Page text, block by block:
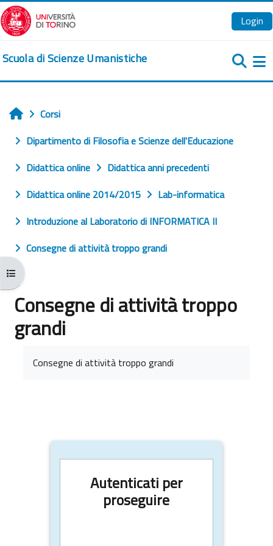
Vai al contenuto principale
Login
Scuola di Scienze Umanistiche
Apri indice del corso
Home
Corsi
Dipartimento di Filosofia e Scienze dell'Educazione
Didattica online
Didattica anni precedenti
Didattica online 2014/2015
Lab-informatica
Introduzione al Laboratorio di INFORMATICA II
Consegne di attività troppo grandi
Consegne di attività troppo
grandi
Consegne di attività troppo grandi
Autenticati per
proseguire